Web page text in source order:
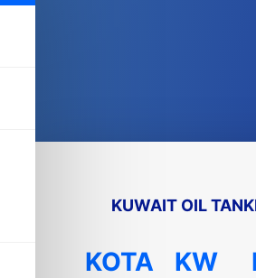
KUWAIT OIL
KOTA KW